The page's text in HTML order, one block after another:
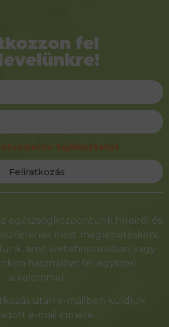
fel
tájékoztatót
Feliratkozás
egészségközpontunk híreiről és
most meglepetésként
amit webshopunkban vagy
használhat fel egyszeri
alkalommal.
után e-mailben küldjük
e-mail címére.